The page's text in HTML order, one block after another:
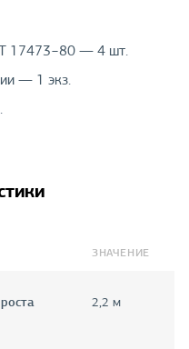
17473−80 — 4 шт.
— 1 экз.
ЗНАЧЕНИЕ
2,2 м